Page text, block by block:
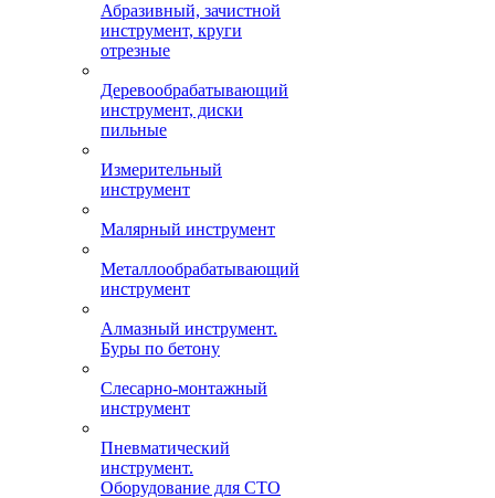
Абразивный, зачистной
инструмент, круги
отрезные
Деревообрабатывающий
инструмент, диски
пильные
Измерительный
инструмент
Малярный инструмент
Металлообрабатывающий
инструмент
Алмазный инструмент.
Буры по бетону
Слесарно-монтажный
инструмент
Пневматический
инструмент.
Оборудование для СТО